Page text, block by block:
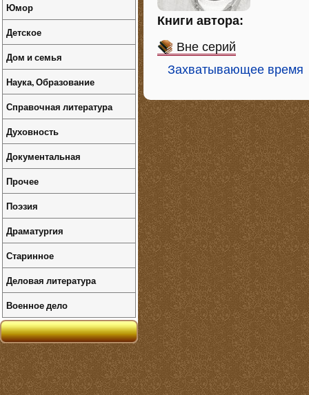
Книги автора:
Вне серий
Захватывающее время
Юмор
Детское
Дом и семья
Наука, Образование
Справочная литература
Духовность
Документальная
Прочее
Поэзия
Драматургия
Старинное
Деловая литература
Военное дело